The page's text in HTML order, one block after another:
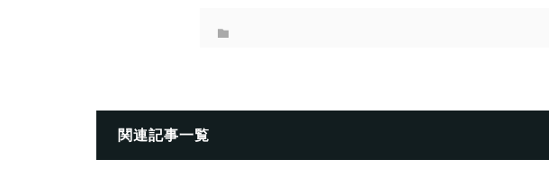
関連記事一覧